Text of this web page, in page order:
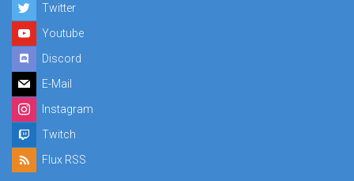
Twitter
Youtube
Discord
E-Mail
Instagram
Twitch
Flux RSS